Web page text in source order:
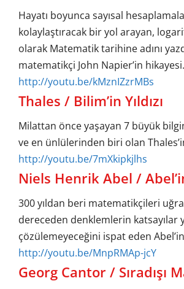
Hayatı boyunca sayısal
kolaylaştıracak bir yol arayan,
olarak Matematik tarihine adını
matematikçi John Napier’in
http://youtu.be/kMznIZzrMBs
Thales / Bilim’in Yıldızı
Milattan önce yaşayan 7 büyük
ve en ünlülerinden biri olan
http://youtu.be/7mXkipkjlhs
Niels Henrik Abel /
300 yıldan beri matematikçileri
dereceden denklemlerin katsayılar
çözülemeyeceğini ispat eden
http://youtu.be/MnpRMAp-jcY
Georg Cantor / Sıradışı